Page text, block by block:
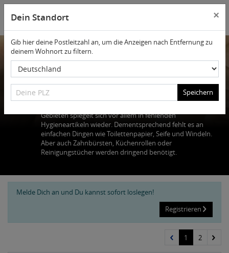
Hygieneartikel
Gebieten spiegelt sich vor allem in fehlenden
Hygieneartikeln wieder. Dementsprechend fehlt es an
einfachen Dingen wie Toilettenpapier, Seife und Windeln.
Aber auch Zahnbürsten, Küchenrollen oder
Reinigungstücher werden dringend benötigt.
Melde Dich an und Du kannst sofort loslegen!
Registrieren
1 2
Dein Standort ×
Gib hier deine Postleitzahl an, um die Anzeigen nach Entfernung zu
deinem Wohnort zu filtern.
Deine PLZ
Deine PLZ Speichern